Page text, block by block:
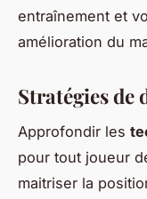
entraînement et
amélioration du
Stratégies de
Approfondir les
pour tout joueur
maitriser la